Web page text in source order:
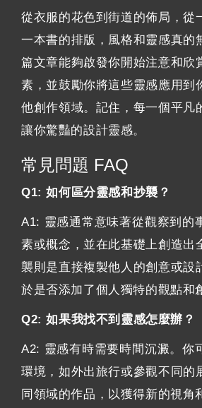
從衣服的花色到街道的佈局，從
一本書的排版，風格和靈感真的
篇文章能夠啟發你開始注意和欣
素，並鼓勵你將這些靈感應用到
他創作領域。記住，每一個平凡
讓你驚豔的設計靈感。
常見問題 FAQ
Q1: 如何區分靈感和抄襲？
A1: 靈感通常意味著從觀察到的
素或概念，並在此基礎上創造出
襲則是直接複製他人的創意或設
於是否添加了個人獨特的觀點和
Q2: 如果我找不到靈感怎麼辦？
A2: 靈感有時需要時間沉澱。你
環境，如外出旅行或參觀不同的
同領域的作品，以獲得新的視角